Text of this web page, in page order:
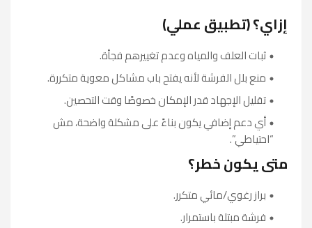
إزاي؟ (تطبيق عملي)
ثبات العلف والمياه وعدم تغييرهم فجأة.
منع بلل الفرشة لأنه يفتح باب مشاكل معوية متكررة.
تقليل الإجهاد قدر الإمكان خصوصًا وقت التحصين.
أي دعم إضافي يكون بناءً على مشكلة واضحة، مش
“احتياطي”.
متى يكون خطر؟
براز رغوي/مائي متكرر.
فرشة مبتلة باستمرار.